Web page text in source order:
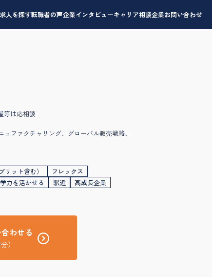
求人を探す転職者の声企業インタビューキャリア相談企業お問い合わせ
等は応相談
ファクチャリング、グローバル販売戦略、
リット含む）
フレックス
力を活かせる 駅近 高成長企業
わせる
）